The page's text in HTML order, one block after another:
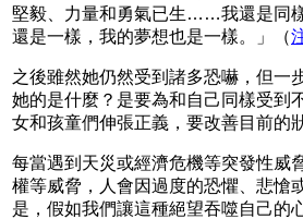
堅毅、力量和勇氣已生……我還是同
還是一樣，我的夢想也是一樣。」（
之後雖然她仍然受到諸多恐嚇，但一
她的是什麼？是要為和自己同樣受到
女和孩童們伸張正義，要改善目前的
每當遇到天災或經濟危機等突發性威
權等威脅，人會因過度的恐懼、悲愴
是，假如我們讓這種絕望吞噬自己的